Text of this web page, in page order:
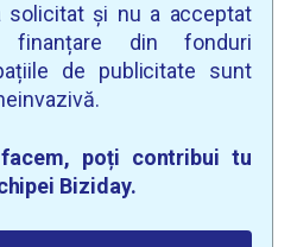
solicitat și nu a acceptat
din fonduri
de publicitate sunt
poți contribui tu
Biziday.